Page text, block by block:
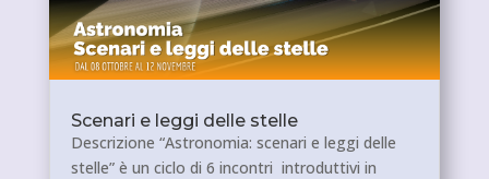
Scenari e leggi delle stelle
Descrizione “Astronomia: scenari e leggi delle
stelle” è un ciclo di 6 incontri introduttivi in